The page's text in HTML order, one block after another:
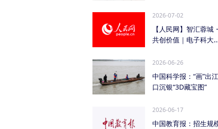
2026-07-02
【人民网】智汇蓉城
共创价值｜电子科大
2026-06-26
中国科学报：“画”出江
口沉银“3D藏宝图”
2026-06-17
中国教育报：招生规